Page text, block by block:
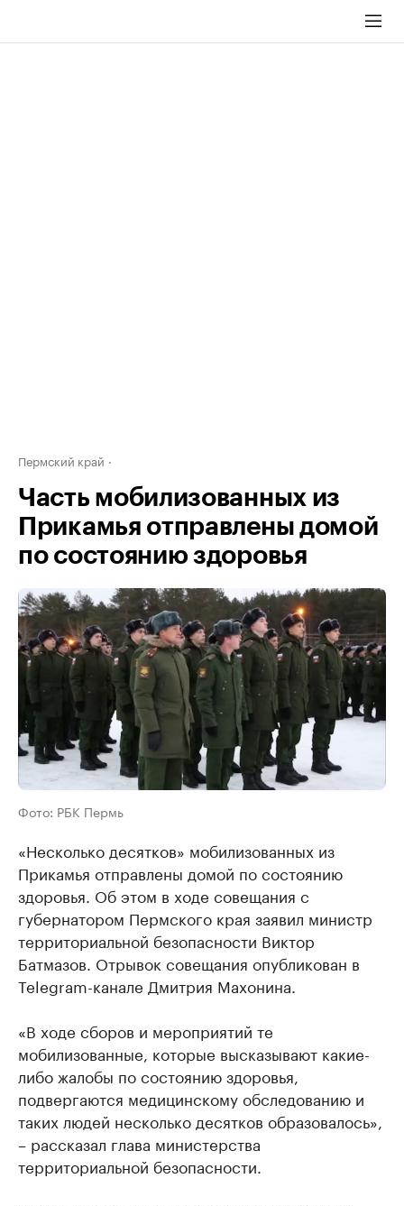
Пермский край
Часть мобилизованных из
Прикамья отправлены домой
по состоянию здоровья
Фото: РБК Пермь
«Несколько десятков» мобилизованных из
Прикамья отправлены домой по состоянию
здоровья. Об этом в ходе совещания с
губернатором Пермского края заявил министр
территориальной безопасности Виктор
Батмазов. Отрывок совещания опубликован в
Telegram-канале Дмитрия Махонина.
«В ходе сборов и мероприятий те
мобилизованные, которые высказывают какие-
либо жалобы по состоянию здоровья,
подвергаются медицинскому обследованию и
таких людей несколько десятков образовалось»,
– рассказал глава министерства
территориальной безопасности.